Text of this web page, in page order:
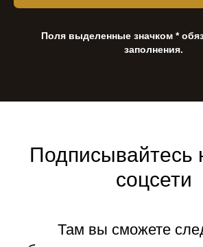
Поля выделенные значком *
заполнения.
Подписывайтесь
соцсети
Там вы сможете